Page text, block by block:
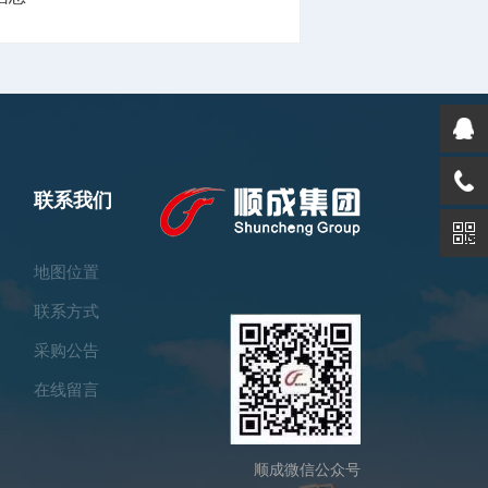
联系我们
地图位置
联系方式
采购公告
在线留言
顺成微信公众号